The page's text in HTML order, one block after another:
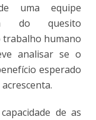
uma equipe
do quesito
trabalho humano
analisar se o
esperado
de as